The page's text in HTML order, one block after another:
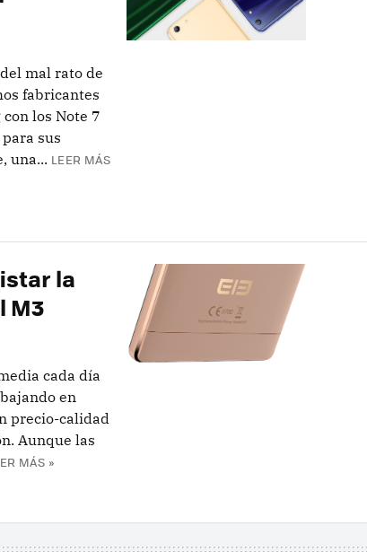
mal rato de
fabricantes
los Note 7
sus
una... LEER MÁS
la
M3
cada día
en
precio-calidad
Aunque las
MÁS »